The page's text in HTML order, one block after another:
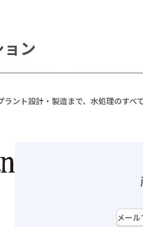
ン
ラント設計・製造まで、水処理のすべ
メー